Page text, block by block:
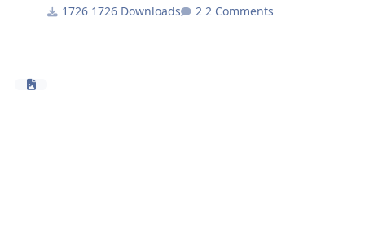
1726 Downloads 2 Comments